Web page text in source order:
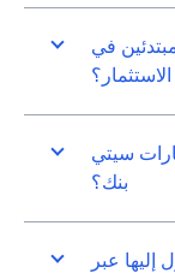
في
الاستثمار؟
سيتي
بنك؟
عبر